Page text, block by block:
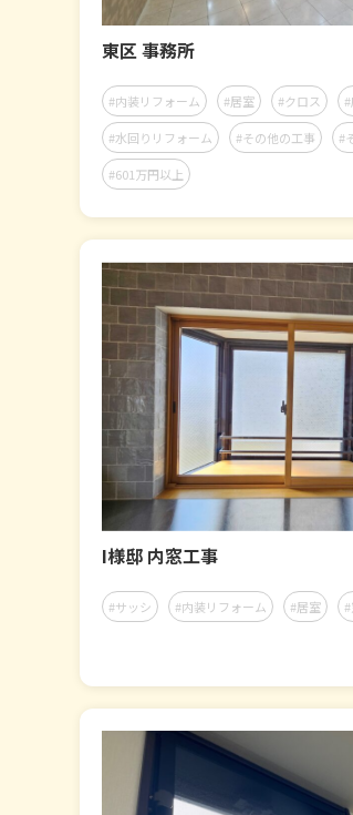
東区 事務所
#内装リフォーム #居室 #クロス
#水回りリフォーム #その他の工事 #
#601万円以上
I様邸 内窓工事
#サッシ #内装リフォーム #居室